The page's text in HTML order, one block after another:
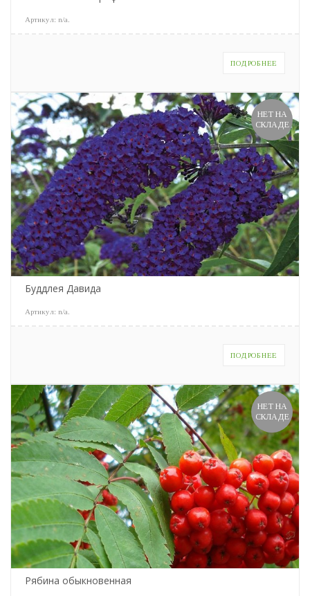
Артикул: n/a
ПОДРОБНЕЕ
НЕТ НА
СКЛАДЕ
Буддлея Давида
Артикул: n/a
ПОДРОБНЕЕ
НЕТ НА
СКЛАДЕ
Рябина обыкновенная